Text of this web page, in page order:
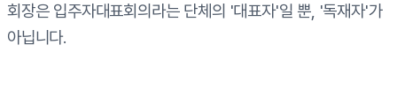
회장은 입주자대표회의라는 단체의 '대표자'일 뿐, '독재자'가
아닙니다.